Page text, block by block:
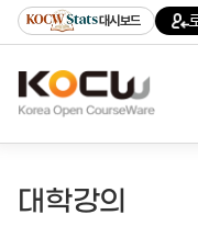
기
기
기
content)
가
대시보드
대학강의